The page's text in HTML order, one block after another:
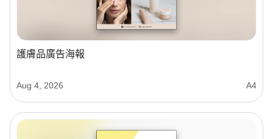
護膚品廣告海報
Aug 4, 2026 A4